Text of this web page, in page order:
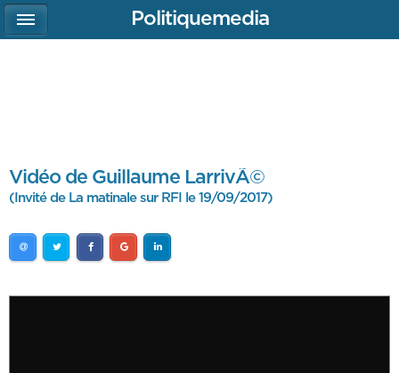
Vidéo de Guillaume LarrivÃ©
(Invité de La matinale sur RFI le 19/09/2017)
Politiquemedia